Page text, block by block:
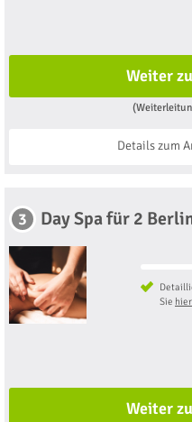
Weiter
Details zum
3 Day Spa für 2
Sie hier
Weiter